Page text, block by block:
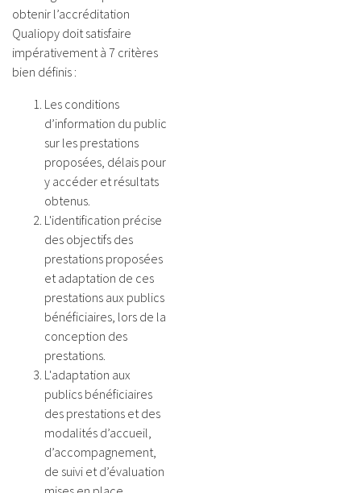
obtenir l’accréditation
Qualiopy doit satisfaire
impérativement à 7 critères
bien définis :
Les conditions
d’information du public
sur les prestations
proposées, délais pour
y accéder et résultats
obtenus.
L'identification précise
des objectifs des
prestations proposées
et adaptation de ces
prestations aux publics
bénéficiaires, lors de la
conception des
prestations.
L'adaptation aux
publics bénéficiaires
des prestations et des
modalités d’accueil,
d’accompagnement,
de suivi et d’évaluation